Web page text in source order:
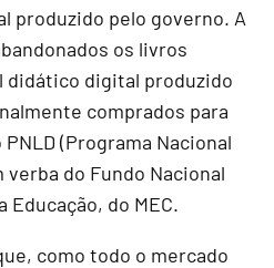
produzido pelo governo. A
os livros
didático digital produzido
comprados para
(Programa Nacional
do Fundo Nacional
do MEC.
como todo o mercado